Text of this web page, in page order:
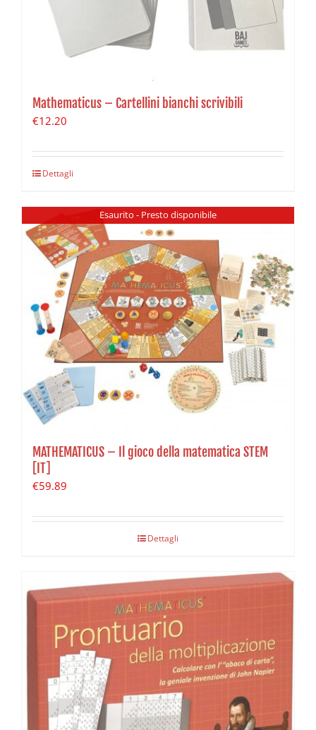
Mathematicus – Cartellini bianchi scrivibili
€12.20
Dettagli
Esaurito - Presto disponibile
MATHEMATICUS – Il gioco della matematica STEM
[IT]
€59.89
Dettagli